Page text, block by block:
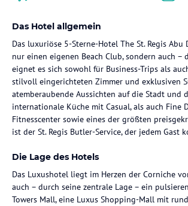
Das Hotel allgemein
Das luxuriöse 5-Sterne-Hotel The St. Regis
nur einen eigenen Beach Club, sondern auch
eignet es sich sowohl für Business-Trips als
stilvoll eingerichteten Zimmer und exklusiven
atemberaubende Aussichten auf die Stadt und
internationale Küche mit Casual, als auch Fine
Fitnesscenter sowie eines der größten
ist der St. Regis Butler-Service, der jedem
Die Lage des Hotels
Das Luxushotel liegt im Herzen der Corniche
auch – durch seine zentrale Lage – ein
Towers Mall, eine Luxus Shopping-Mall mit